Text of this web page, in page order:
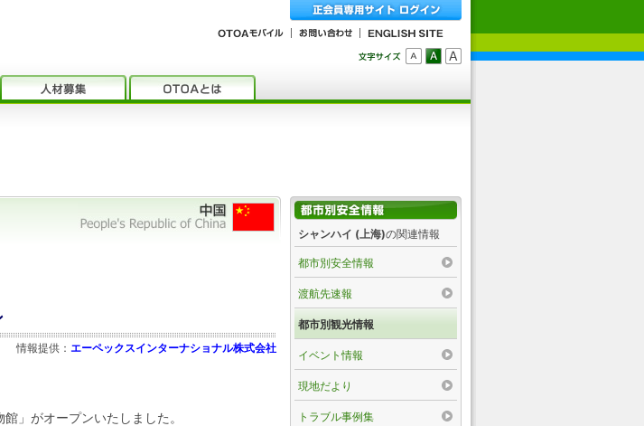
情報提供： エーペックスインターナショナル株式会社
」がオープンいたしました。
シャンハイ (上海)の関連情報
都市別安全情報
渡航先速報
都市別観光情報
イベント情報
現地だより
トラブル事例集